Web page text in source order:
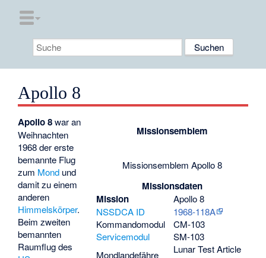
Apollo 8
Missionsemblem
Missionsemblem Apollo 8
Missionsdaten
Mission
Apollo 8
NSSDCA ID
1968-118A
Kommandomodul
CM-103
Servicemodul
SM-103
Mondlandefähre
Lunar Test Article
Apollo 8war an
Weihnachten
1968 der erste
bemannte Flug
zum Mond und
damit zu einem
anderen
Himmelskörper.
Beim zweiten
bemannten
Raumflug des